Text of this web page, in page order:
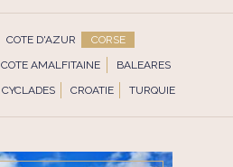
COTE D'AZUR
CORSE
COTE AMALFITAINE
BALEARES
CYCLADES CROATIE TURQUIE